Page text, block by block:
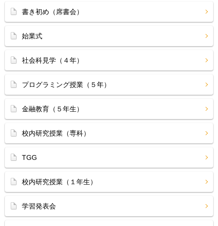
書き初め（席書会）
始業式
社会科見学（４年）
プログラミング授業（５年）
金融教育（５年生）
校内研究授業（専科）
TGG
校内研究授業（１年生）
学習発表会